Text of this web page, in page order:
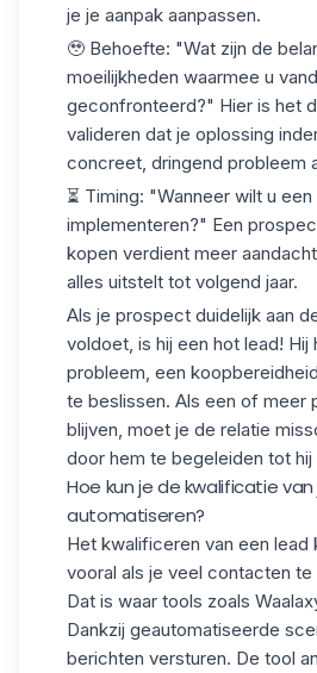
je je aanpak aanpassen.
🥹 Behoefte: "Wat zijn de
moeilijkheden waarmee u
geconfronteerd?" Hier is het
valideren dat je oplossing
concreet, dringend probleem
⏳ Timing: "Wanneer wilt u
implementeren?" Een
kopen verdient meer
alles uitstelt tot volgend jaar.
Als je prospect duidelijk aan
voldoet, is hij een hot lead! Hij
probleem, een
te beslissen. Als een of meer
blijven, moet je de relatie
door hem te begeleiden tot hij
Hoe kun je de kwalificatie
automatiseren?
Het kwalificeren van een lead
vooral als je veel contacten
Dat is waar tools zoals
Dankzij geautomatiseerde
berichten versturen. De tool